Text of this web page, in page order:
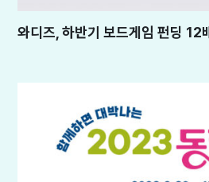
와디즈, 하반기 보드게임 펀딩 12